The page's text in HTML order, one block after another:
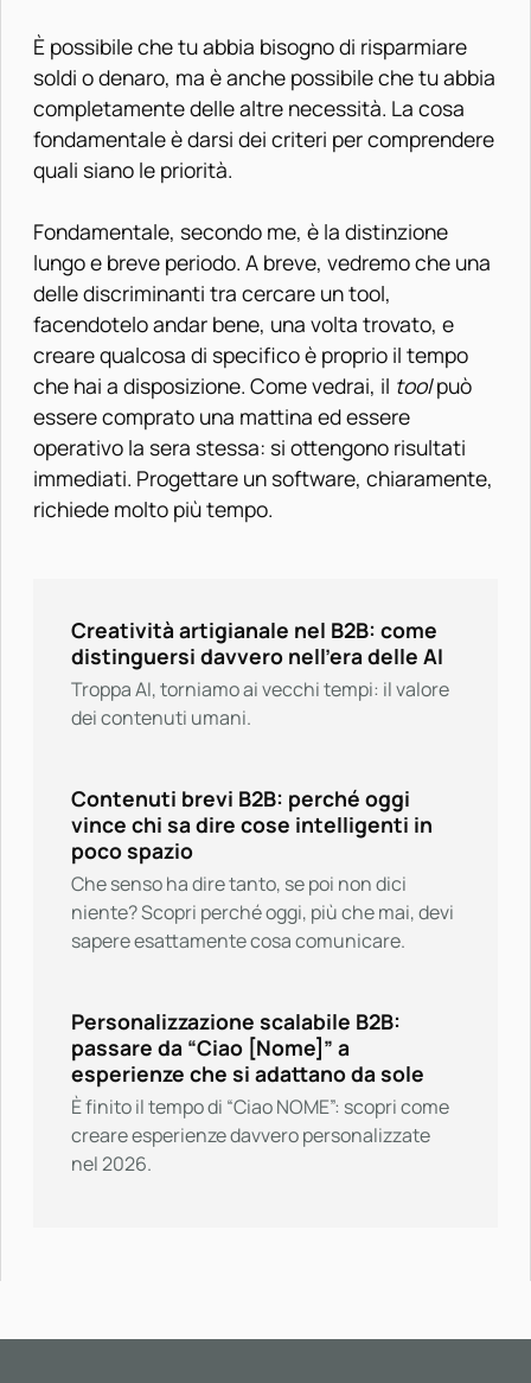
È possibile che tu abbia bisogno di risparmiare
soldi o denaro, ma è anche possibile che tu abbia
completamente delle altre necessità. La cosa
fondamentale è darsi dei criteri per comprendere
quali siano le priorità.
Fondamentale, secondo me, è la distinzione
lungo e breve periodo. A breve, vedremo che una
delle discriminanti tra cercare un tool,
facendotelo andar bene, una volta trovato, e
creare qualcosa di specifico è proprio il tempo
che hai a disposizione. Come vedrai, il toolpuò
essere comprato una mattina ed essere
operativo la sera stessa: si ottengono risultati
immediati. Progettare un software, chiaramente,
richiede molto più tempo.
Creatività artigianale nel B2B: come
distinguersi davvero nell’era delle AI
Troppa AI, torniamo ai vecchi tempi: il valore
dei contenuti umani.
Contenuti brevi B2B: perché oggi
vince chi sa dire cose intelligenti in
poco spazio
Che senso ha dire tanto, se poi non dici
niente? Scopri perché oggi, più che mai, devi
sapere esattamente cosa comunicare.
Personalizzazione scalabile B2B:
passare da “Ciao [Nome]” a
esperienze che si adattano da sole
È finito il tempo di “Ciao NOME”: scopri come
creare esperienze davvero personalizzate
nel 2026.